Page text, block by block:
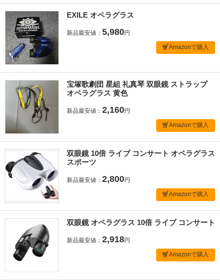
EXILE オペラグラス
新品最安値： 5,980円
Amazonで購入
宝塚歌劇団 星組 礼真琴 双眼鏡 ストラップ
オペラグラス 黄色
新品最安値： 2,160円
Amazonで購入
双眼鏡 10倍 ライブ コンサート オペラグラス
スポーツ
新品最安値： 2,800円
Amazonで購入
双眼鏡 オペラグラス 10倍 ライブ コンサート
新品最安値： 2,918円
Amazonで購入